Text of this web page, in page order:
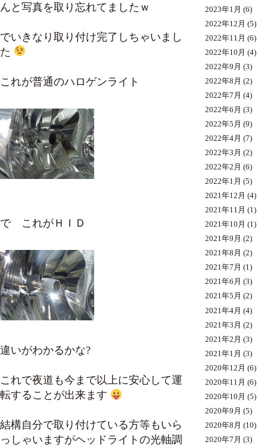
んと写真を取り忘れてましたｗ
でいきなり取り付け完了しちゃいまし
た
これが普通のハロゲンライト
で これがＨＩＤ
違いがわかるかな?
これで夜道も今まで以上に安心して運
転することが出来ます
結構自分で取り付けている方等もいら
っしゃいますがヘッドライトの光軸調
2023年1月 (6)
2022年12月 (5)
2022年11月 (6)
2022年10月 (4)
2022年9月 (3)
2022年8月 (2)
2022年7月 (4)
2022年6月 (3)
2022年5月 (9)
2022年4月 (7)
2022年3月 (2)
2022年2月 (6)
2022年1月 (5)
2021年12月 (4)
2021年11月 (1)
2021年10月 (1)
2021年9月 (2)
2021年8月 (2)
2021年7月 (1)
2021年6月 (3)
2021年5月 (2)
2021年4月 (4)
2021年3月 (2)
2021年2月 (3)
2021年1月 (3)
2020年12月 (6)
2020年11月 (6)
2020年10月 (5)
2020年9月 (5)
2020年8月 (10)
2020年7月 (3)